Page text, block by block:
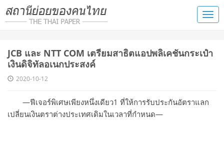
JCB และ NTT COM เตรียมสาธิตแอปพลิเคชันกระเป๋า
เงินดิจิทัลอเนกประสงค์
2020-10-12
—ฟีเจอร์พิเศษเพียงหนึ่งเดียว1 ที่ให้การรับประกันอัตราแลก
เปลี่ยนเงินตราต่างประเทศเดิมในเวลาที่กำหนด—